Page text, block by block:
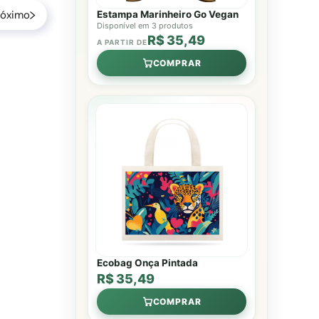
Estampa Marinheiro Go Vegan
Disponível em 3 produtos
A PARTIR DER$ 35,49
COMPRAR
Ecobag Onça Pintada
R$ 35,49
COMPRAR